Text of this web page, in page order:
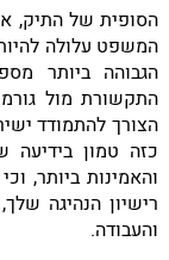
הסופית של התיק,
המשפט עלולה
הגבוהה ביותר
התקשורת מול
הצורך להתמודד
כזה טמון בידיעה
והאמינות ביותר,
רישיון הנהיגה
והעבודה.